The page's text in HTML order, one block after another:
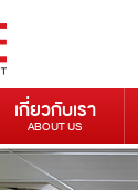
เกี่ยวกับเรา
ABOUT US